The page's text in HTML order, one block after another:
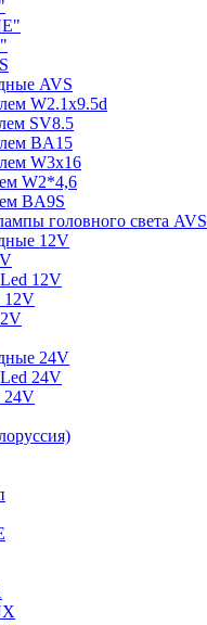
AVS
W2.1x9.5d
SV8.5
BA15
W3x16
W2*4,6
BA9S
головного света AVS
12V
12V
12V
24V
24V
24V